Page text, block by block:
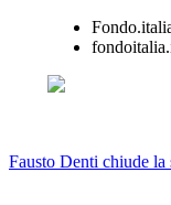
Fausto Denti chiude la